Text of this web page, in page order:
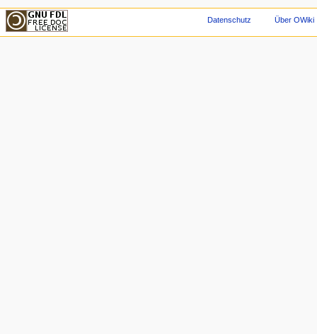
Datenschutz Über OWiki